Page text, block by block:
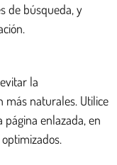
de búsqueda, y
la
más naturales. Utilice
enlazada, en